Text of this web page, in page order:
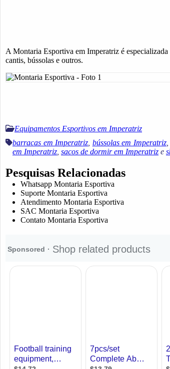
A Montaria Esportiva em Imperatriz é especializada
cantis, bússolas e outros.
Equipamentos Esportivos em Imperatriz
barracas em Imperatriz bússolas em Imperatriz
em Imperatriz sacos de dormir em Imperatriz e
Pesquisas Relacionadas
Whatsapp Montaria Esportiva
Suporte Montaria Esportiva
Atendimento Montaria Esportiva
SAC Montaria Esportiva
Contato Montaria Esportiva